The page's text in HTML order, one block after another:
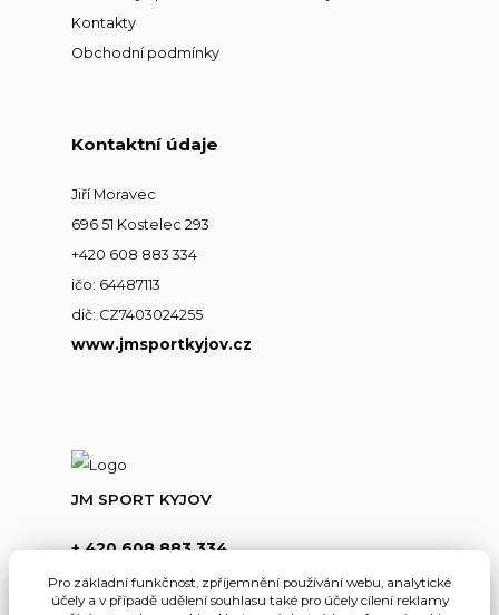
Kontakty
Obchodní podmínky
Kontaktní údaje
Jiří Moravec
696 51 Kostelec 293
+420 608 883 334
ičo: 64487113
dič: CZ7403024255
www.jmsportkyjov.cz
JM SPORT KYJOV
+ 420 608 883 334
Pro základní funkčnost, zpříjemnění používání webu, analytické
účely a v případě udělení souhlasu také pro účely cílení reklamy